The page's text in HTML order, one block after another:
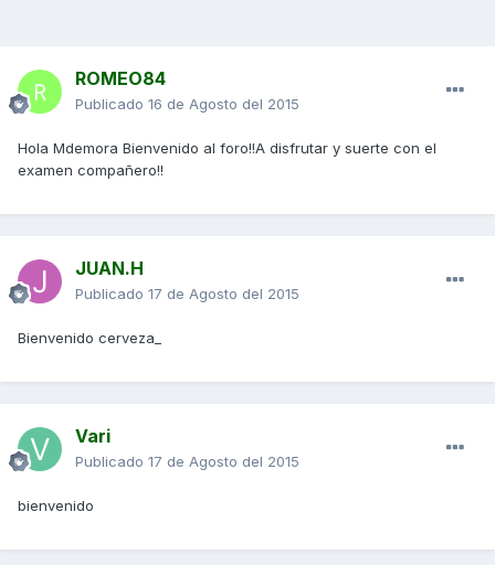
ROMEO84
Publicado 16 de Agosto del 2015
Hola Mdemora Bienvenido al foro!!A disfrutar y suerte con el
examen compañero!!
JUAN.H
Publicado 17 de Agosto del 2015
Bienvenido cerveza_
Vari
Publicado 17 de Agosto del 2015
bienvenido